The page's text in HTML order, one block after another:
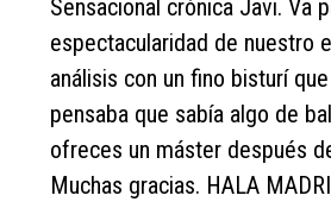
Sensacional crónica Javi. Va
espectacularidad de nuestro
análisis con un fino bisturí
pensaba que sabía algo de
ofreces un máster después
Muchas gracias. HALA